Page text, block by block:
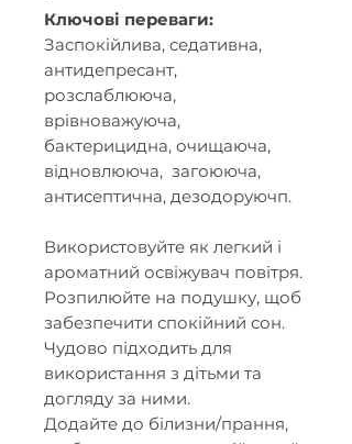
Ключові переваги:
Заспокійлива, седативна,
антидепресант,
розслаблююча,
врівноважуюча,
бактерицидна, очищаюча,
відновлююча, загоююча,
антисептична, дезодоруючп.
Використовуйте як легкий і
ароматний освіжувач повітря.
Розпилюйте на подушку, щоб
забезпечити спокійний сон.
Чудово підходить для
використання з дітьми та
догляду за ними.
Додайте до білизни/прання,